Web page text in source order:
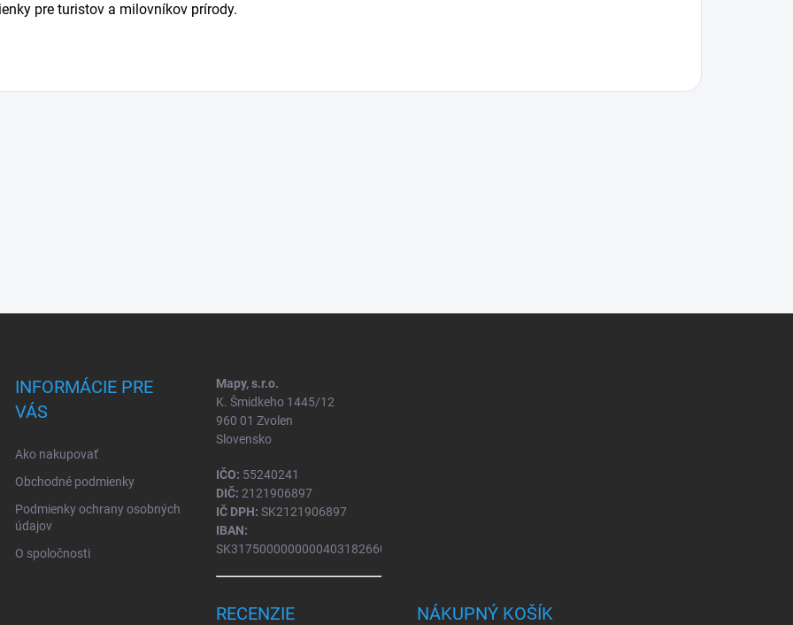
pre turistov a milovníkov prírody.
INFORMÁCIE PRE
VÁS
Ako nakupovať
Obchodné podmienky
Podmienky ochrany osobných
údajov
O spoločnosti
Mapy, s.r.o.
K. Šmidkeho 1445/12
960 01 Zvolen
Slovensko
IČO: 55240241
DIČ: 2121906897
IČ DPH: SK2121906897
IBAN:
SK31750000000004031826604
RECENZIE NÁKUPNÝ KOŠÍK